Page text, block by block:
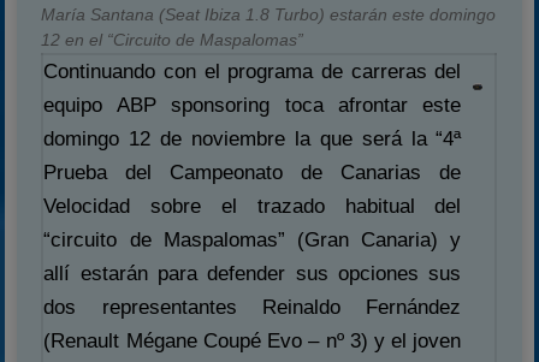
María Santana (Seat Ibiza 1.8 Turbo) estarán este domingo
12 en el “Circuito de Maspalomas”
Continuando con el programa de carreras del
equipo ABP sponsoring toca afrontar este
domingo 12 de noviembre la que será la “4ª
Prueba del Campeonato de Canarias de
Velocidad sobre el trazado habitual del
“circuito de Maspalomas” (Gran Canaria) y
allí estarán para defender sus opciones sus
dos representantes Reinaldo Fernández
(Renault Mégane Coupé Evo – nº 3) y el joven